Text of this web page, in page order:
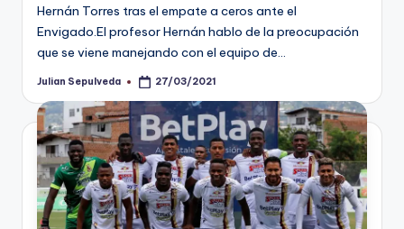
Hernán Torres tras el empate a ceros ante el
Envigado.El profesor Hernán hablo de la preocupación
que se viene manejando con el equipo de…
Publicado
Julian Sepulveda 27/03/2021